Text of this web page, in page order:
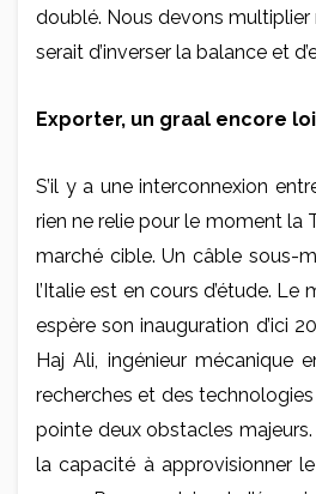
doublé. Nous devons multiplier
serait d’inverser la balance et
Exporter, un graal encore
S’il y a une interconnexion
rien ne relie pour le moment la
marché cible. Un câble sous-
l’Italie est en cours d’étude. Le
espère son inauguration d’ici
Haj Ali, ingénieur mécanique
recherches et des technologies
pointe deux obstacles
la capacité à approvisionner